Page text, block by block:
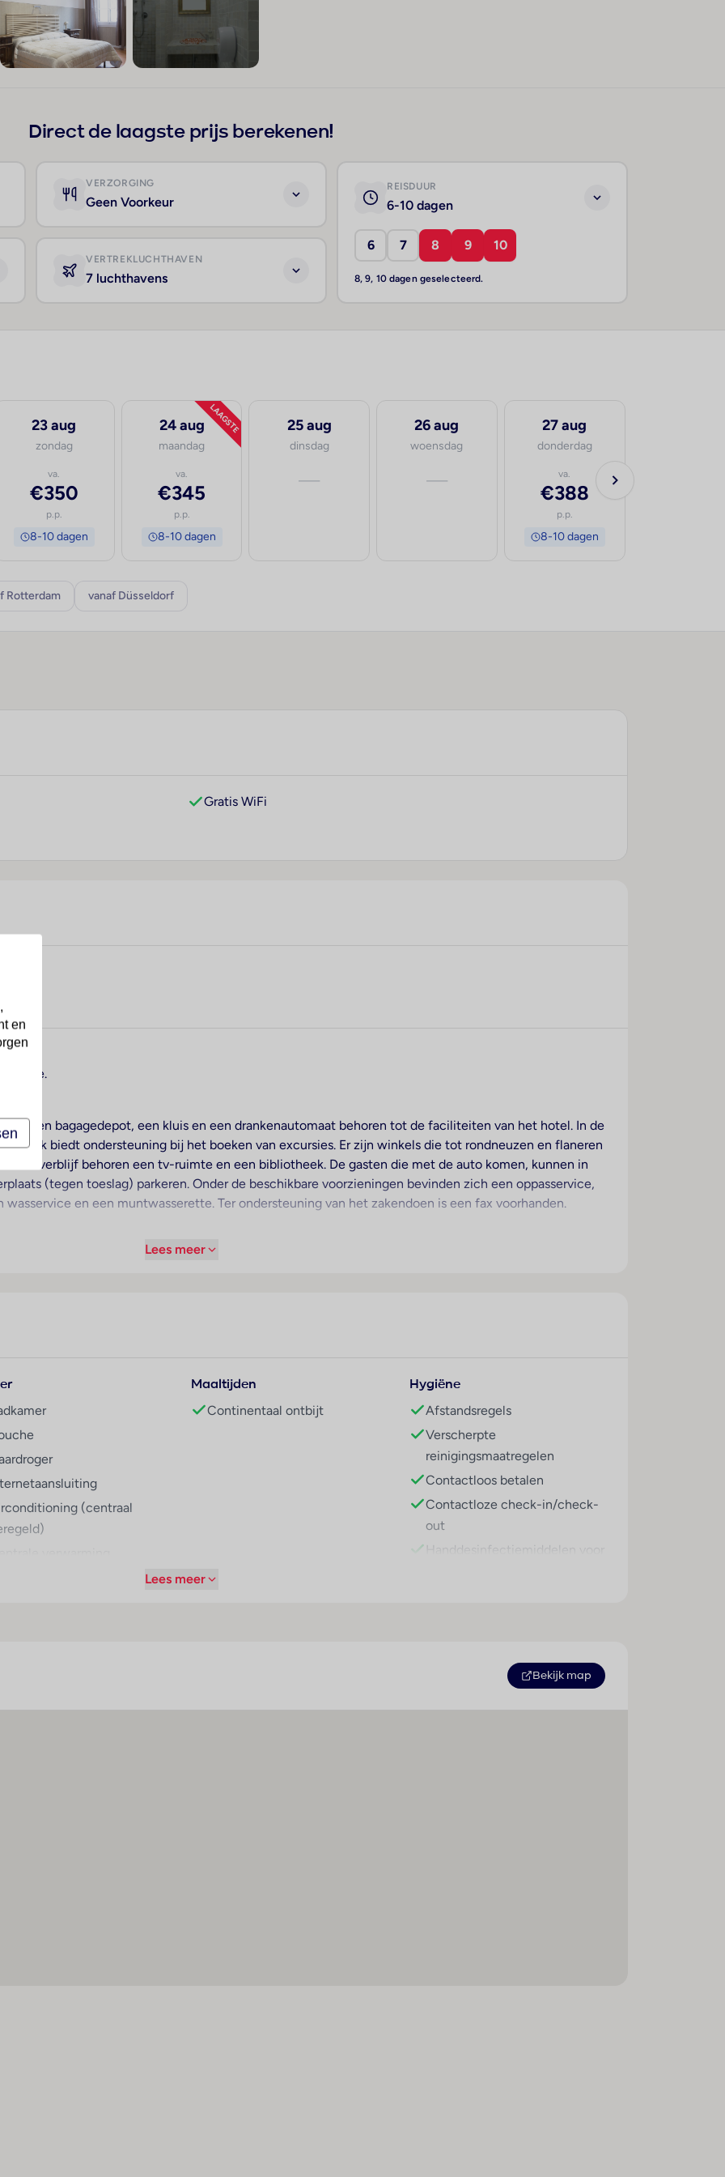
Direct de laagste prijs berekenen!
VERZORGING
Geen Voorkeur
REISDUUR
6-10 dagen
6 7 8 9 10
8, 9, 10 dagen geselecteerd.
VERTREKLUCHTHAVEN
7 luchthavens
23 aug
zondag
va.
€350
p.p.
8-10 dagen
LAAGSTE
24 aug
maandag
va.
€345
p.p.
8-10 dagen
25 aug
dinsdag
—
26 aug
woensdag
—
27 aug
donderdag
va.
€388
p.p.
8-10 dagen
Rotterdam vanaf Düsseldorf
Gratis WiFi
Een bagagedepot, een kluis en een drankenautomaat behoren tot de faciliteiten van het hotel. In de
biedt ondersteuning bij het boeken van excursies. Er zijn winkels die tot rondneuzen en flaneren
het verblijf behoren een tv-ruimte en een bibliotheek. De gasten die met de auto komen, kunnen in
(tegen toeslag) parkeren. Onder de beschikbare voorzieningen bevinden zich een oppasservice,
en een muntwasserette. Ter ondersteuning van het zakendoen is een fax voorhanden.
en een ventilator voorhanden. De kamers beschikken over een tweepersoonsbed of een queensize
- 2025. Multilingual, powered by www.giata.com for client nof 125551
om het bed te verlaten.
Lees meer
(centraal
Maaltijden
Continentaal ontbijt
Hygiëne
Afstandsregels
Verscherpte
reinigingsmaatregelen
Contactloos betalen
Contactloze check-in/check-
out
Handdesinfectiemiddelen voor
Gebruik van algemeen
desinfectiemiddelen
Lees meer
Bekijk map
en